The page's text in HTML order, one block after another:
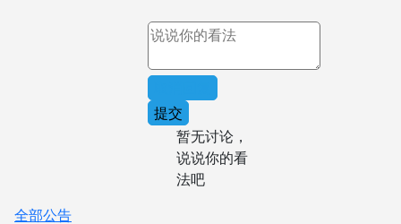
提交
暂无讨论，
说说你的看
法吧
全部公告